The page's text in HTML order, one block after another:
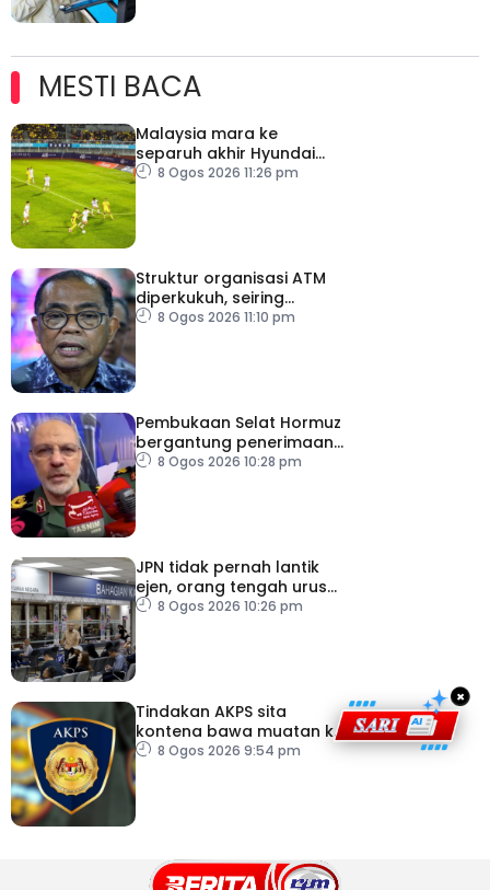
MESTI BACA
Malaysia mara ke
separuh akhir Hyundai
ASEAN Cup
8 Ogos 2026 11:26 pm
Struktur organisasi ATM
diperkukuh, seiring
pemodenan aset
8 Ogos 2026 11:10 pm
Pembukaan Selat Hormuz
bergantung penerimaan
AS – IRGC
8 Ogos 2026 10:28 pm
JPN tidak pernah lantik
ejen, orang tengah urus
dokumentasi
8 Ogos 2026 10:26 pm
Tindakan AKPS sita
kontena bawa muatan ke
Israel bukti ketegasan
8 Ogos 2026 9:54 pm
×